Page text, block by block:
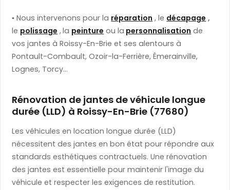
▪️​ Nous intervenons pour laréparation, ledécapage,
le polissage,la peintureou la personnalisationde
vos jantes à Roissy-En-Brie et ses alentours à
Pontault-Combault, Ozoir-la-Ferrière, Émerainville,
Lognes, Torcy...
Rénovation de jantes de véhicule longue
durée (LLD) à Roissy-En-Brie (77680)
Les véhicules en location longue durée (LLD)
nécessitent des jantes en bon état pour répondre aux
standards esthétiques contractuels. Une rénovation
des jantes est essentielle pour maintenir l'image du
véhicule et respecter les exigences de restitution.